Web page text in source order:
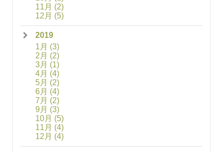
11月 (2)
12月 (5)
2019
1月 (3)
2月 (2)
3月 (1)
4月 (4)
5月 (2)
6月 (4)
7月 (2)
9月 (3)
10月 (5)
11月 (4)
12月 (4)